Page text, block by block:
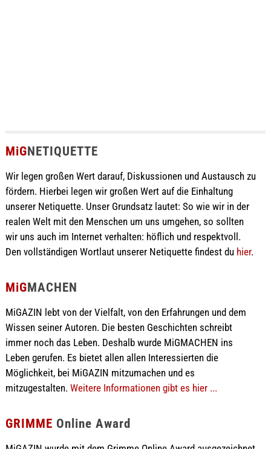
MiGNETIQUETTE
Wir legen großen Wert darauf, Diskussionen und Austausch zu
fördern. Hierbei legen wir großen Wert auf die Einhaltung
unserer Netiquette. Unser Grundsatz lautet: So wie wir in der
realen Welt mit den Menschen um uns umgehen, so sollten
wir uns auch im Internet verhalten: höflich und respektvoll.
Den vollständigen Wortlaut unserer Netiquette findest du hier.
MiGMACHEN
MiGAZIN lebt von der Vielfalt, von den Erfahrungen und dem
Wissen seiner Autoren. Die besten Geschichten schreibt
immer noch das Leben. Deshalb wurde MiGMACHEN ins
Leben gerufen. Es bietet allen allen Interessierten die
Möglichkeit, bei MiGAZIN mitzumachen und es
mitzugestalten. Weitere Informationen gibt es hier ...
GRIMME Online Award